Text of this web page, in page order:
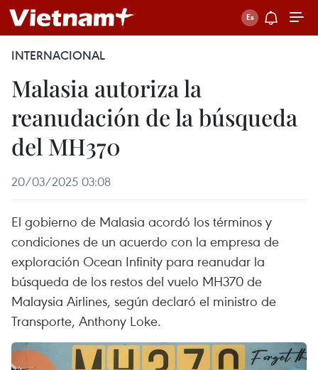
INTERNACIONAL
Malasia autoriza la
reanudación de la búsqueda
del MH370
20/03/2025 03:08
El gobierno de Malasia acordó los términos y
condiciones de un acuerdo con la empresa de
exploración Ocean Infinity para reanudar la
búsqueda de los restos del vuelo MH370 de
Malaysia Airlines, según declaró el ministro de
Transporte, Anthony Loke.